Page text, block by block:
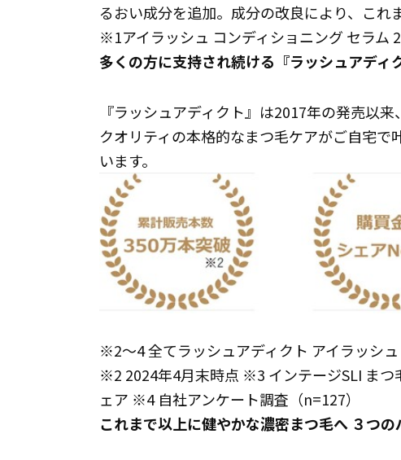
るおい成分を追加。成分の改良により、これ
※1アイラッシュ コンディショニング セラム
多くの方に支持され続ける『ラッシュアディ
『ラッシュアディクト』は2017年の発売以
クオリティの本格的なまつ毛ケアがご自宅
います。
※2～4 全てラッシュアディクト アイラッシ
※2 2024年4月末時点 ※3 インテージSLI まつ
ェア ※4 自社アンケート調査（n=127）
これまで以上に健やかな濃密まつ毛へ ３つ